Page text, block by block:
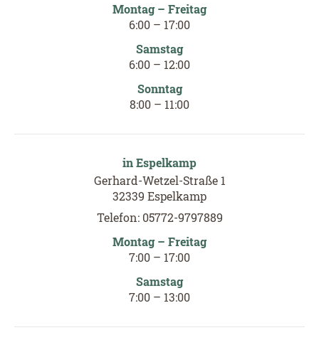
Montag – Freitag
6:00 – 17:00
Samstag
6:00 – 12:00
Sonntag
8:00 – 11:00
in Espelkamp
Gerhard-Wetzel-Straße 1
32339 Espelkamp
Telefon: 05772-9797889
Montag – Freitag
7:00 – 17:00
Samstag
7:00 – 13:00